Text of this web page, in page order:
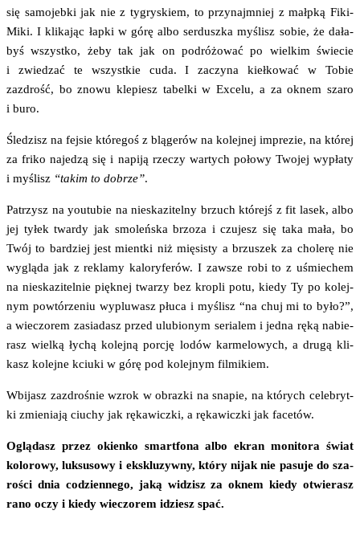
się samo­jeb­ki jak nie z tygry­skiem, to przy­naj­mniej z małp­ką Fiki-
Miki. I kli­ka­jąc łap­ki w górę albo ser­dusz­ka myślisz sobie, że dała­
byś wszyst­ko, żeby tak jak on podró­żo­wać po wiel­kim świe­cie
i zwie­dzać te wszyst­kie cuda. I zaczy­na kieł­ko­wać w Tobie
zazdrość, bo zno­wu kle­piesz tabel­ki w Exce­lu, a za oknem sza­ro
i buro.
Śle­dzisz na fej­sie któ­re­goś z blą­ge­rów na kolej­nej impre­zie, na któ­rej
za fri­ko naje­dzą się i napi­ją rze­czy war­tych poło­wy Two­jej wypła­ty
i myślisz “takim to dobrze”.
Patrzysz na youtu­bie na nie­ska­zi­tel­ny brzuch któ­rejś z fit lasek, albo
jej tyłek twar­dy jak smo­leń­ska brzo­za i czu­jesz się taka mała, bo
Twój to bar­dziej jest mient­ki niż mię­si­sty a brzu­szek za cho­le­rę nie
wyglą­da jak z rekla­my kalo­ry­fe­rów. I zawsze robi to z uśmie­chem
na nie­ska­zi­tel­nie pięk­nej twa­rzy bez kro­pli potu, kie­dy Ty po kolej­
nym powtó­rze­niu wyplu­wasz płu­ca i myślisz “na chuj mi to było?”,
a wie­czo­rem zasia­dasz przed ulu­bio­nym seria­lem i jed­na ręką nabie­
rasz wiel­ką łychą kolej­ną por­cję lodów kar­me­lo­wych, a dru­gą kli­
kasz kolej­ne kciu­ki w górę pod kolej­nym filmikiem.
Wbi­jasz zazdro­śnie wzrok w obraz­ki na sna­pie, na któ­rych cele­bryt­
ki zmie­nia­ją ciu­chy jak ręka­wicz­ki, a ręka­wicz­ki jak facetów.
Oglą­dasz przez okien­ko smart­fo­na albo ekran moni­to­ra świat
kolo­ro­wy, luk­su­so­wy i eks­klu­zyw­ny, któ­ry nijak nie pasu­je do sza­
ro­ści dnia codzien­ne­go, jaką widzisz za oknem kie­dy otwie­rasz
rano oczy i kie­dy wie­czo­rem idziesz spać.